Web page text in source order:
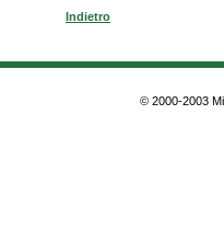
Indietro
© 2000-2003